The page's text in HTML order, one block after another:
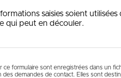
saisies soient
qui peut en découler.
ce formulaire sont enregistrées dans un
des demandes de contact. Elles sont